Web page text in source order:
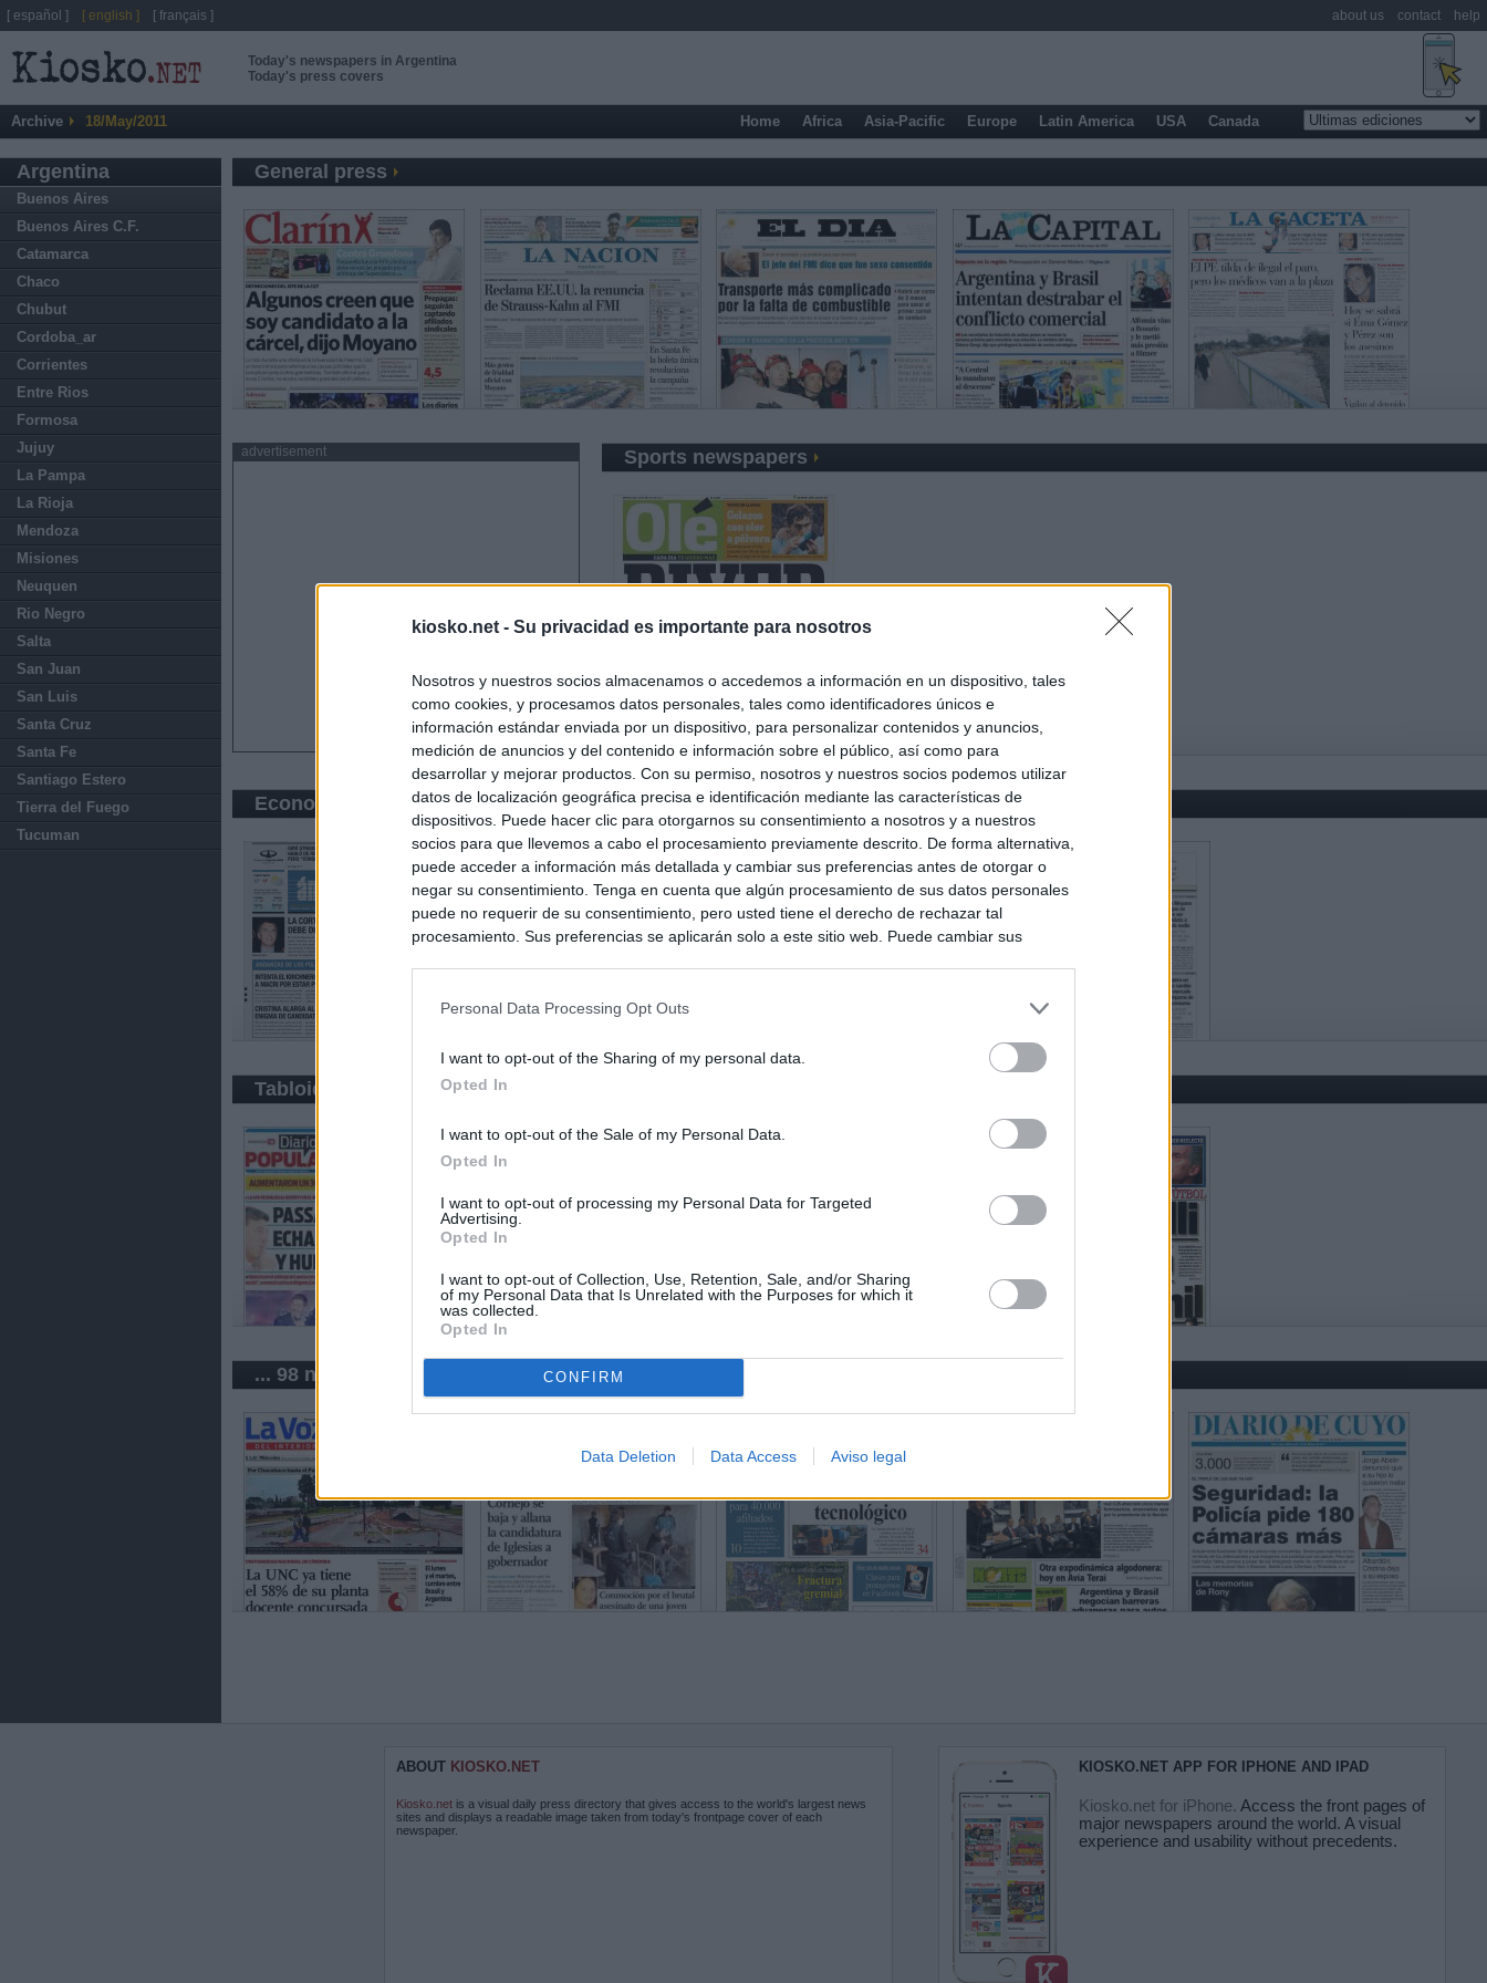
kiosko.net - Su privacidad es importante para nosotros
Nosotros y nuestros socios almacenamos o accedemos a información en un dispositivo, tales
como cookies, y procesamos datos personales, tales como identificadores únicos e
información estándar enviada por un dispositivo, para personalizar contenidos y anuncios,
medición de anuncios y del contenido e información sobre el público, así como para
desarrollar y mejorar productos. Con su permiso, nosotros y nuestros socios podemos utilizar
datos de localización geográfica precisa e identificación mediante las características de
dispositivos. Puede hacer clic para otorgarnos su consentimiento a nosotros y a nuestros
socios para que llevemos a cabo el procesamiento previamente descrito. De forma alternativa,
puede acceder a información más detallada y cambiar sus preferencias antes de otorgar o
negar su consentimiento. Tenga en cuenta que algún procesamiento de sus datos personales
puede no requerir de su consentimiento, pero usted tiene el derecho de rechazar tal
procesamiento. Sus preferencias se aplicarán solo a este sitio web. Puede cambiar sus
Personal Data Processing Opt Outs
I want to opt-out of the Sharing of my personal data.
Opted In
I want to opt-out of the Sale of my Personal Data.
Opted In
I want to opt-out of processing my Personal Data for Targeted
Advertising.
Opted In
I want to opt-out of Collection, Use, Retention, Sale, and/or Sharing
of my Personal Data that Is Unrelated with the Purposes for which it
was collected.
Opted In
CONFIRM
Data Deletion Data Access Aviso legal
Today's newspapers in Argentina
Today's press covers
Archive 18/May/2011 Home Africa Asia-Pacific Europe Latin America USA Canada
Argentina
Buenos Aires
Buenos Aires C.F.
Catamarca
Chaco
Chubut
Cordoba_ar
Corrientes
Entre Rios
Formosa
Jujuy
La Pampa
La Rioja
Mendoza
Misiones
Neuquen
Rio Negro
Salta
San Juan
San Luis
Santa Cruz
Santa Fe
Santiago Estero
Tierra del Fuego
Tucuman
General press
advertisement Sports newspapers
Economic press
Tabloid
... 98 newspapers in Argentina
ABOUT KIOSKO.NET
Kiosko.net is a visual daily press directory that gives access to the world's largest news
sites and displays a readable image taken from today's frontpage cover of each
newspaper.
KIOSKO.NET APP FOR IPHONE AND IPAD
Kiosko.net for iPhone. Access the front pages of
major newspapers around the world. A visual
experience and usability without precedents.
[ español ] [ english ] [ français ] about us contact help